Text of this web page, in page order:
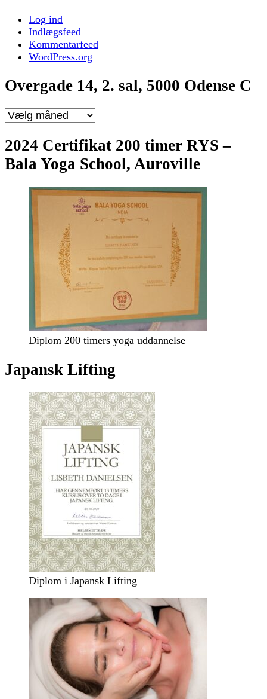
Log ind
Indlægsfeed
Kommentarfeed
WordPress.org
Overgade 14, 2. sal, 5000 Odense C
Overgade
14,
2.
sal,
5000
2024 Certifikat 200 timer RYS –
Bala Yoga School, Auroville
Diplom 200 timers yoga uddannelse
Japansk Lifting
Diplom i Japansk Lifting